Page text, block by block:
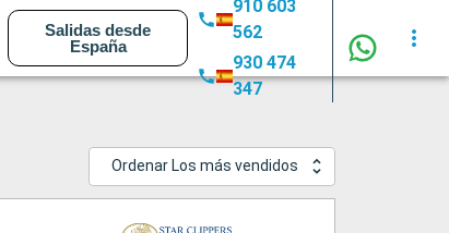
Salidas desde
España
910 603
562
930 474
347
Ordenar Los más vendidos